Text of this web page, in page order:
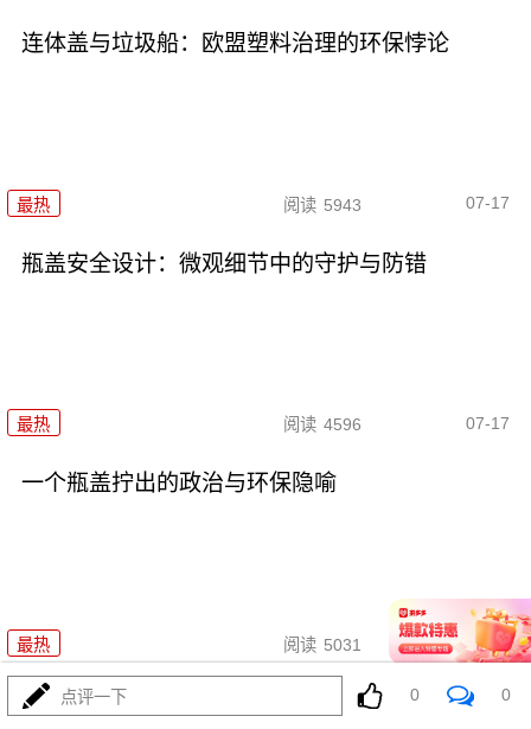
连体盖与垃圾船：欧盟塑料治理的环保悖论
最热 阅读 5943 07-17
瓶盖安全设计：微观细节中的守护与防错
最热 阅读 4596 07-17
一个瓶盖拧出的政治与环保隐喻
最热 阅读 5031 07-17
日韩股市重挫：半导体失速与中
点评一下 0 0